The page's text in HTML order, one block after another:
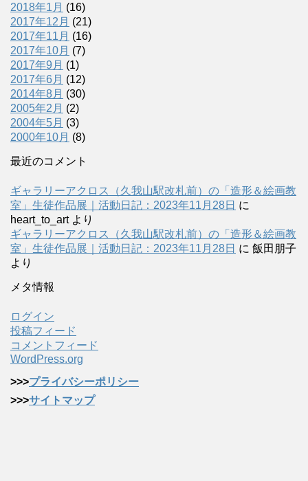
2018年1月 (16)
2017年12月 (21)
2017年11月 (16)
2017年10月 (7)
2017年9月 (1)
2017年6月 (12)
2014年8月 (30)
2005年2月 (2)
2004年5月 (3)
2000年10月 (8)
最近のコメント
ギャラリーアクロス（久我山駅改札前）の「造形＆絵画教
室」生徒作品展｜活動日記：2023年11月28日 に
heart_to_artより
ギャラリーアクロス（久我山駅改札前）の「造形＆絵画教
室」生徒作品展｜活動日記：2023年11月28日 に 飯田朋子
より
メタ情報
ログイン
投稿フィード
コメントフィード
WordPress.org
>>>プライバシーポリシー
>>>サイトマップ